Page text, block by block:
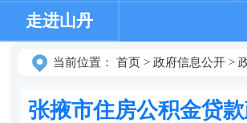
走进山丹
当前位置： 首页> 政府信息公开>
张掖市住房公积金贷